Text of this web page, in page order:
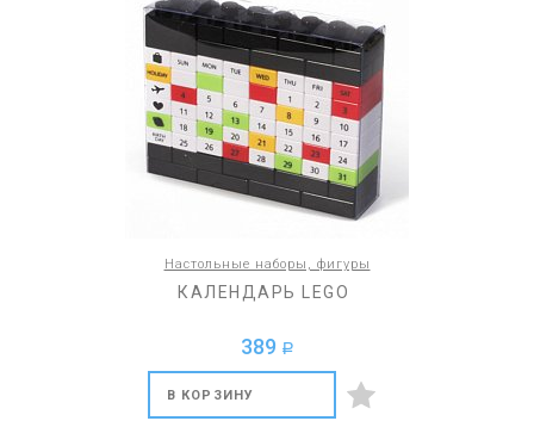
Настольные наборы, фигуры
КАЛЕНДАРЬ LEGO
389 a
В КОРЗИНУ